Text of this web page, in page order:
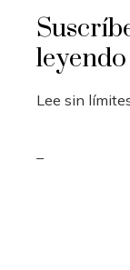
leyendo
Lee sin